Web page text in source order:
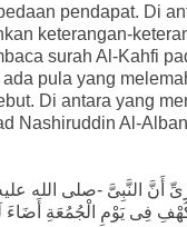
pendapat. Di
keterangan-
surah Al-Kahfi
ada pula yang
Di antara yang
Nashiruddin Al-
أَنَّ النَّبِىَّ -صلى الله
فِى يَوْمِ الْجُمُعَةِ أَضَاءَ